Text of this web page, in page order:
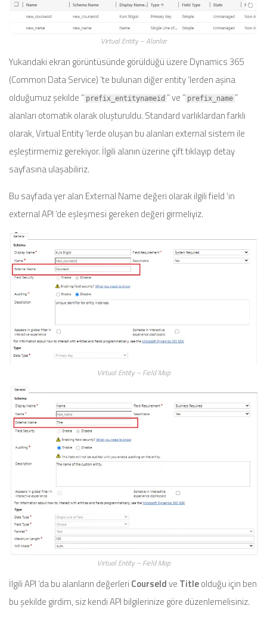
Virtual Entity – Alanlar
Yukarıdaki ekran görüntüsünde görüldüğü üzere Dynamics 365
(Common Data Service) ‘te bulunan diğer entity ‘lerden aşina
olduğumuz şekilde “ prefix_entitynameid ” ve “ prefix_name ”
alanları otomatik olarak oluşturuldu. Standard varlıklardan farklı
olarak, Virtual Entity ‘lerde oluşan bu alanları external sistem ile
eşleştirmemiz gerekiyor. İlgili alanın üzerine çift tıklayıp detay
sayfasına ulaşabiliriz.
Bu sayfada yer alan External Name değeri olarak ilgili field ‘ın
external API ‘de eşleşmesi gereken değeri girmeliyiz.
Virtual Entity – Field Map
Virtual Entity – Field Map
İlgili API ‘da bu alanların değerleri CourseIdve Titleolduğu için ben
bu şekilde girdim, siz kendi API bilgilerinize göre düzenlemelisiniz.